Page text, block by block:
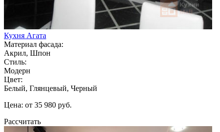
Кухня Агата
Материал фасада:
Акрил, Шпон
Стиль:
Модерн
Цвет:
Белый, Глянцевый, Черный
Цена: от 35 980 руб.
Рассчитать